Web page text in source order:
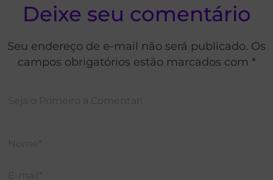
Deixe seu comentário
Seu endereço de e-mail não será publicado. Os
campos obrigatórios estão marcados com *